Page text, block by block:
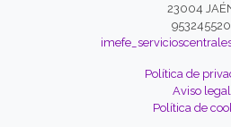
23004
953245520
Política de
Aviso legal
Política de